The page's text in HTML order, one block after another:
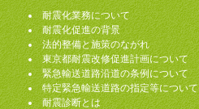
耐震化業務について
耐震化促進の背景
法的整備と施策のながれ
東京都耐震改修促進計画について
緊急輸送道路沿道の条例について
特定緊急輸送道路の指定等について
耐震診断とは